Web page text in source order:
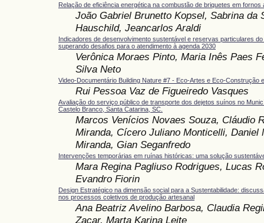
Relação de eficiência energética na combustão de briquetes em fornos
João Gabriel Brunetto Kopsel, Sabrina da
Hauschild, Jeancarlos Araldi
Indicadores de desenvolvimento sustentável e reservas particulares
superando desafios para o atendimento à agenda 2030
Verônica Moraes Pinto, Maria Inês Paes
Silva Neto
Video-Documentário Building Nature #7 - Eco-Artes e Eco-Construção
Rui Pessoa Vaz de Figueiredo Vasques
Avaliação do serviço público de transporte dos dejetos suínos no
Castelo Branco, Santa Catarina, SC.
Marcos Venícios Novaes Souza, Cláudio
Miranda, Cícero Juliano Monticelli, Daniel
Miranda, Gian Seganfredo
Intervenções temporárias em ruínas históricas: uma solução
Mara Regina Pagliuso Rodrigues, Lucas
Evandro Fiorin
Design Estratégico na dimensão social para a Sustentabilidade:
nos processos coletivos de produção artesanal
Ana Beatriz Avelino Barbosa, Claudia
Zacar, Marta Karina Leite